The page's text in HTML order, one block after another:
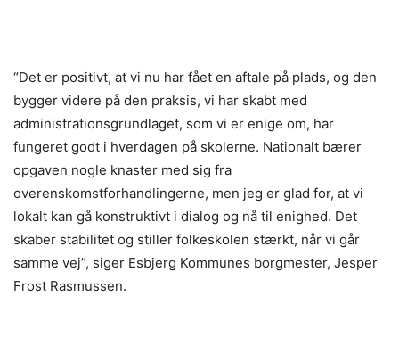
“Det er positivt, at vi nu har fået en aftale på plads, og den
bygger videre på den praksis, vi har skabt med
administrationsgrundlaget, som vi er enige om, har
fungeret godt i hverdagen på skolerne. Nationalt bærer
opgaven nogle knaster med sig fra
overenskomstforhandlingerne, men jeg er glad for, at vi
lokalt kan gå konstruktivt i dialog og nå til enighed. Det
skaber stabilitet og stiller folkeskolen stærkt, når vi går
samme vej”, siger Esbjerg Kommunes borgmester, Jesper
Frost Rasmussen.